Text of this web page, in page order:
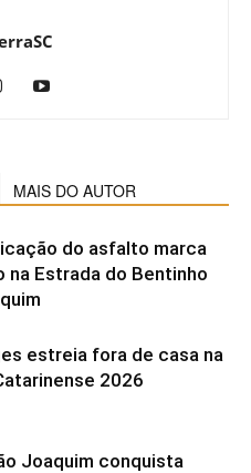
MAIS DO AUTOR
do asfalto marca
na Estrada do Bentinho
estreia fora de casa na
2026
Joaquim conquista